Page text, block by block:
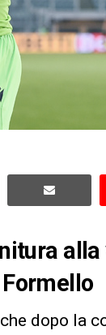
dopo la